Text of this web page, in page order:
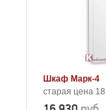
Шкаф Марк-4
старая цена